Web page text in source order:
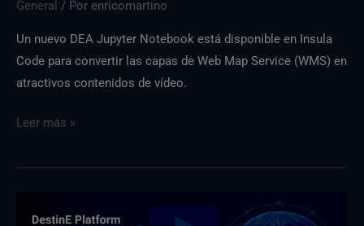
General / Por enricomartino
Un nuevo DEA Jupyter Notebook está disponible en Insula
Code para convertir las capas de Web Map Service (WMS) en
atractivos contenidos de vídeo.
Leer más »